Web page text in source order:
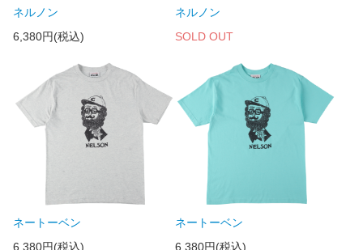
ネルノン
6,380円(税込)
ネルノン
SOLD OUT
ネートーベン
6,380円(税込)
ネートーベン
6,380円(税込)